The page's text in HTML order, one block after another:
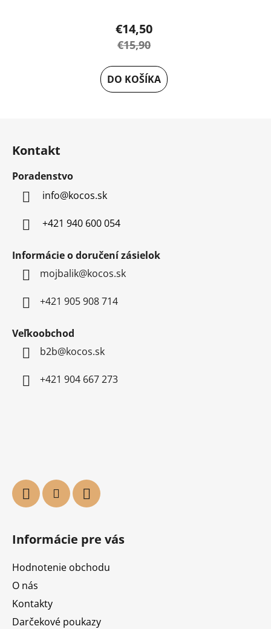
€14,50
€15,90
DO KOŠÍKA
Kontakt
Poradenstvo
info@kocos.sk
+421 940 600 054
Informácie o doručení zásielok
mojbalik@kocos.sk
+421 905 908 714
Veľkoobchod
b2b@kocos.sk
+421 904 667 273
Informácie pre vás
Hodnotenie obchodu
O nás
Kontakty
Darčekové poukazy